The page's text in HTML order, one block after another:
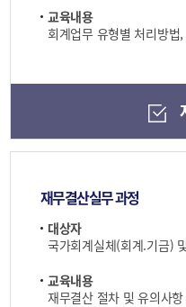
교육내용
회계업무 유형별 처리방
재무결산실무 과정
대상자
국가회계실체(회계.기금)
교육내용
재무결산 절차 및 유의사항